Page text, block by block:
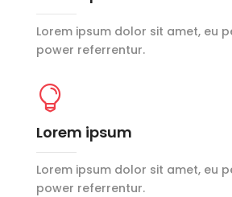
Lorem ipsum dolor sit amet, eu
power referrentur.

Lorem ipsum
Lorem ipsum dolor sit amet, eu
power referrentur.